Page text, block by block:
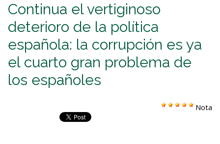
Continua el vertiginoso
deterioro de la política
española: la corrupción es ya
el cuarto gran problema de
los españoles
Nota